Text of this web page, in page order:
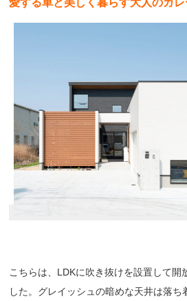
愛する車と美しく暮らす大人のガ
こちらは、LDKに吹き抜けを設置して開
した。グレイッシュの暗めな天井は落